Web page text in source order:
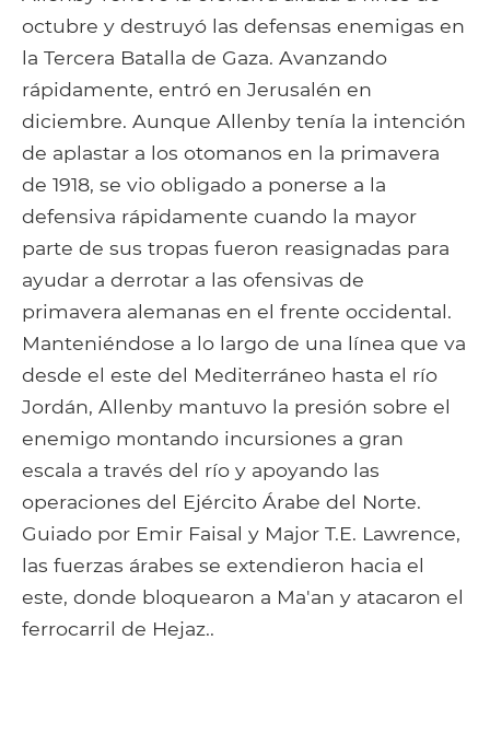
octubre y destruyó las defensas enemigas en
la Tercera Batalla de Gaza. Avanzando
rápidamente, entró en Jerusalén en
diciembre. Aunque Allenby tenía la intención
de aplastar a los otomanos en la primavera
de 1918, se vio obligado a ponerse a la
defensiva rápidamente cuando la mayor
parte de sus tropas fueron reasignadas para
ayudar a derrotar a las ofensivas de
primavera alemanas en el frente occidental.
Manteniéndose a lo largo de una línea que va
desde el este del Mediterráneo hasta el río
Jordán, Allenby mantuvo la presión sobre el
enemigo montando incursiones a gran
escala a través del río y apoyando las
operaciones del Ejército Árabe del Norte.
Guiado por Emir Faisal y Major T.E. Lawrence,
las fuerzas árabes se extendieron hacia el
este, donde bloquearon a Ma'an y atacaron el
ferrocarril de Hejaz..